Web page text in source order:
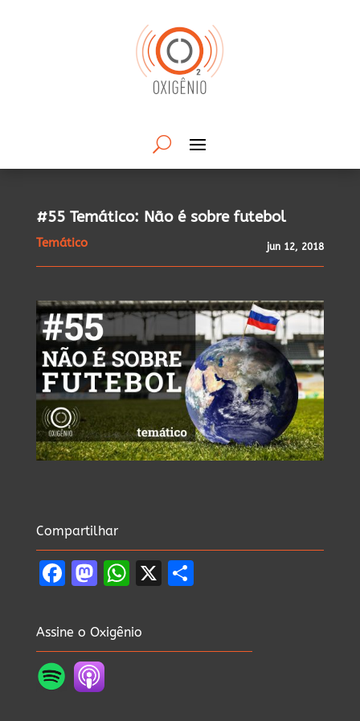
#55 Temático: Não é sobre futebol
Temático jun 12, 2018
Compartilhar
Facebook
Mastodon
WhatsApp
X
Assine o Oxigênio